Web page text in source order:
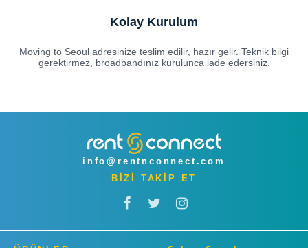
Kolay Kurulum
Moving to Seoul adresinize teslim edilir, hazır gelir. Teknik bilgi
gerektirmez, broadbandınız kurulunca iade edersiniz.
info@rentnconnect.com
BİZİ TAKİP ET